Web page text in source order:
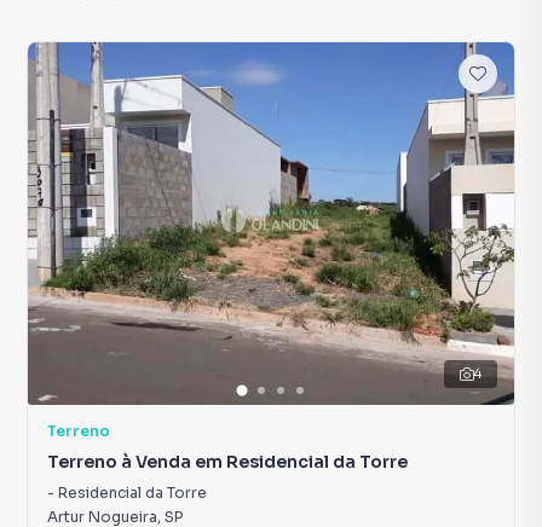
4
Terreno
Terreno à Venda em Residencial da Torre
- Residencial da Torre
Artur Nogueira, SP